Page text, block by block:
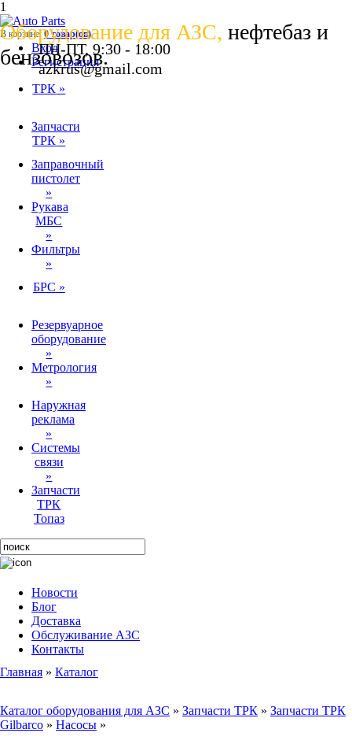
1
Оборудование для АЗС, нефтебаз и
бензовозов.
ПН-ПТ, 9:30 - 18:00
azkrus@gmail.com
В корзине:0товар(ов)
Вход
Регистрация
ТРК »
Запчасти
ТРК »
Заправочный
пистолет
»
Рукава
МБС
»
Фильтры
»
БРС »
Резервуарное
оборудование
»
Метрология
»
Наружная
реклама
»
Системы
связи
»
Запчасти
ТРК
Топаз
Новости
Блог
Доставка
Обслуживание АЗС
Контакты
Главная » Каталог
Каталог оборудования для АЗС » Запчасти ТРК » Запчасти ТРК
Gilbarco » Насосы »